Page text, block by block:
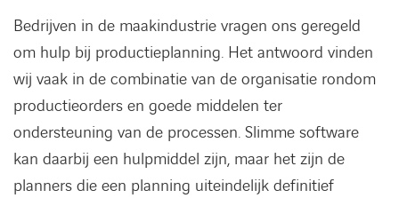
Nieuws
Kennisbank
Referenties
Bedrijven in de maakindustrie vragen ons geregeld
om hulp bij productieplanning. Het antwoord vinden
wij vaak in de combinatie van de organisatie rondom
productieorders en goede middelen ter
ondersteuning van de processen. Slimme software
kan daarbij een hulpmiddel zijn, maar het zijn de
planners die een planning uiteindelijk definitief